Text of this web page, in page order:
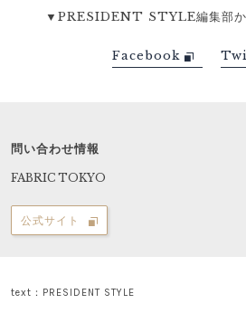
▼PRESIDENT STYLE編集部か
Facebook
問い合わせ情報
FABRIC TOKYO
公式サイト
text：PRESIDENT STYLE